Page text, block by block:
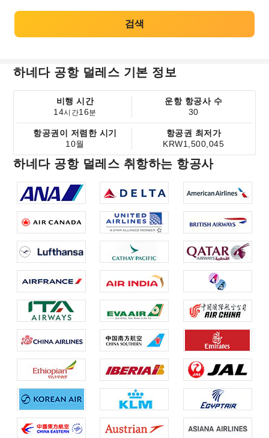
검색
하네다 공항 덜레스 기본 정보
비행 시간
14시간16분
운항 항공사 수
30
항공권이 저렴한 시기
10월
항공권 최저가
KRW1,500,045
하네다 공항 덜레스 취항하는 항공사